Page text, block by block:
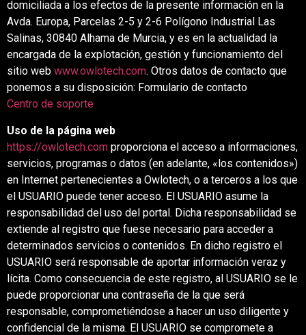
domiciliada a los efectos de la presente información en la
Avda. Europa, Parcelas 2-5 y 2-6 Polígono Industrial Las
Salinas, 30840 Alhama de Murcia, y es en la actualidad la
encargada de la explotación, gestión y funcionamiento del
sitio web www.owlotech.com. Otros datos de contacto que
ponemos a su disposición: Formulario de contacto
Centro de soporte
Uso de la página web
https://owlotech.com proporciona el acceso a informaciones,
servicios, programas o datos (en adelante, «los contenidos»)
en Internet pertenecientes a Owlotech, o a terceros a los que
el USUARIO puede tener acceso. El USUARIO asume la
responsabilidad del uso del portal. Dicha responsabilidad se
extiende al registro que fuese necesario para acceder a
determinados servicios o contenidos. En dicho registro el
USUARIO será responsable de aportar información veraz y
lícita. Como consecuencia de este registro, al USUARIO se le
puede proporcionar una contraseña de la que será
responsable, comprometiéndose a hacer un uso diligente y
confidencial de la misma. El USUARIO se compromete a